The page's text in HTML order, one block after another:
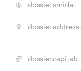
dossier.smida:
dossier.address:
dossier.capital: